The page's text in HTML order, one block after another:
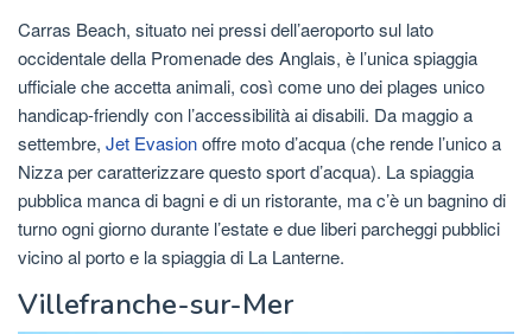
Carras Beach, situato nei pressi dell’aeroporto sul lato
occidentale della Promenade des Anglais, è l’unica spiaggia
ufficiale che accetta animali, così come uno dei plages unico
handicap-friendly con l’accessibilità ai disabili. Da maggio a
settembre, Jet Evasionoffre moto d’acqua (che rende l’unico a
Nizza per caratterizzare questo sport d’acqua). La spiaggia
pubblica manca di bagni e di un ristorante, ma c’è un bagnino di
turno ogni giorno durante l’estate e due liberi parcheggi pubblici
vicino al porto e la spiaggia di La Lanterne.
Villefranche-sur-Mer